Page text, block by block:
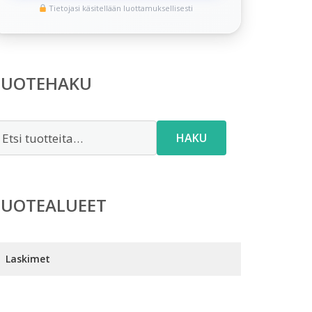
Tietojasi käsitellään luottamuksellisesti
HAKU
Laskimet